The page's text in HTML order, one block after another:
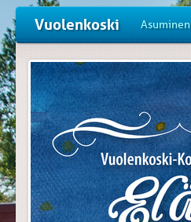
Vuolenkoski Asuminen